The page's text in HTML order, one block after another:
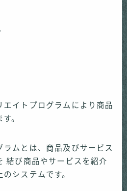
エイトプログラムにより商品
。
ラムとは、商品及びサービス
結び商品やサービスを紹介
システムです。